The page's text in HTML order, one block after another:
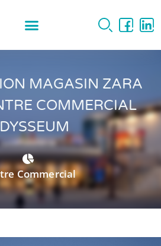
MAGASIN ZARA
COMMERCIAL
Commercial